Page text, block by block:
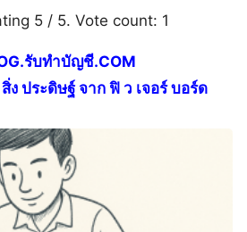
5/ 5. Vote count: 1
รับทำบัญชี.COM
สิ่ง ประดิษฐ์ จาก ฟิ ว เจอร์ บอร์ด